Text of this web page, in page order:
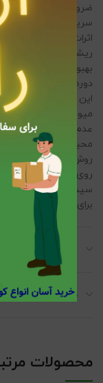
ضروری: شامل پتاسیم،
سریع‌تر و سالم‌تر
اثرات تنش‌های
ریشه‌ها: بهبود جذب
بهبود گلدهی و
دوره‌های گلدهی دارند.
این کود به خصوص
میوه‌ها مورد استفاده
عدم وجود مواد
محیط زیست محسوب
سیستم‌های آبیاری.
برای اطلاع دقیق تر
توضیحات
نظرات (0)
محصولات